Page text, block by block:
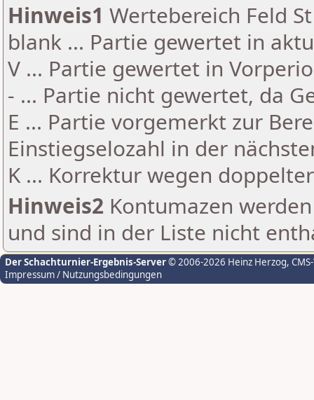
Hinweis1 Wertebereich Feld
blank ... Partie gewertet in
V ... Partie gewertet in
- ... Partie nicht gewertet, da
E ... Partie vorgemerkt zur
Einstiegselozahl in der
K ... Korrektur wegen
Hinweis2 Kontumazen
und sind in der Liste nicht
Der Schachturnier-Ergebnis-Server© 2006-2026 Heinz Herzog,
Impressum / Nutzungsbedingungen